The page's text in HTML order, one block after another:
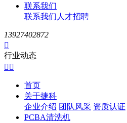
联系我们
联系我们 人才招聘
13927402872

行业动态
 
首页
关于捷科
企业介绍 团队风采 资质认证
PCBA清洗机